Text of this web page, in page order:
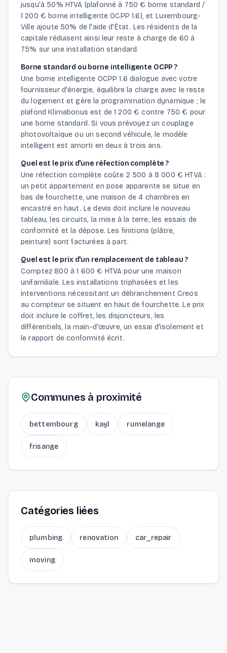
jusqu'à 50% HTVA (plafonné à 750 € borne standard /
1 200 € borne intelligente OCPP 1.6), et Luxembourg-
Ville ajoute 50% de l'aide d'État. Les résidents de la
capitale réduisent ainsi leur reste à charge de 60 à
75% sur une installation standard.
Borne standard ou borne intelligente OCPP ?
Une borne intelligente OCPP 1.6 dialogue avec votre
fournisseur d'énergie, équilibre la charge avec le reste
du logement et gère la programmation dynamique ; le
plafond Klimabonus est de 1 200 € contre 750 € pour
une borne standard. Si vous prévoyez un couplage
photovoltaïque ou un second véhicule, le modèle
intelligent est amorti en deux à trois ans.
Quel est le prix d'une réfection complète ?
Une réfection complète coûte 2 500 à 8 000 € HTVA :
un petit appartement en pose apparente se situe en
bas de fourchette, une maison de 4 chambres en
encastré en haut. Le devis doit inclure le nouveau
tableau, les circuits, la mise à la terre, les essais de
conformité et la dépose. Les finitions (plâtre,
peinture) sont facturées à part.
Quel est le prix d'un remplacement de tableau ?
Comptez 800 à 1 600 € HTVA pour une maison
unifamiliale. Les installations triphasées et les
interventions nécessitant un débranchement Creos
au compteur se situent en haut de fourchette. Le prix
doit inclure le coffret, les disjoncteurs, les
différentiels, la main-d'œuvre, un essai d'isolement et
le rapport de conformité écrit.
Communes à proximité
bettembourg kayl rumelange
frisange
Catégories liées
plumbing renovation car_repair
moving